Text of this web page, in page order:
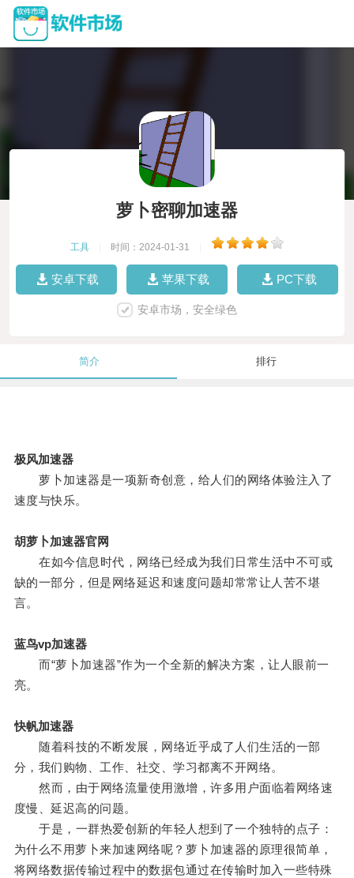
萝卜密聊加速器
工具 时间：2024-01-31
安卓下载 苹果下载 PC下载
安卓市场，安全绿色
简介 排行
极风加速器
萝卜加速器是一项新奇创意，给人们的网络体验注入了
速度与快乐。
胡萝卜加速器官网
在如今信息时代，网络已经成为我们日常生活中不可或
缺的一部分，但是网络延迟和速度问题却常常让人苦不堪
言。
蓝鸟vp加速器
而“萝卜加速器”作为一个全新的解决方案，让人眼前一
亮。
快帆加速器
随着科技的不断发展，网络近乎成了人们生活的一部
分，我们购物、工作、社交、学习都离不开网络。
然而，由于网络流量使用激增，许多用户面临着网络速
度慢、延迟高的问题。
于是，一群热爱创新的年轻人想到了一个独特的点子：
为什么不用萝卜来加速网络呢？萝卜加速器的原理很简单，
将网络数据传输过程中的数据包通过在传输时加入一些特殊